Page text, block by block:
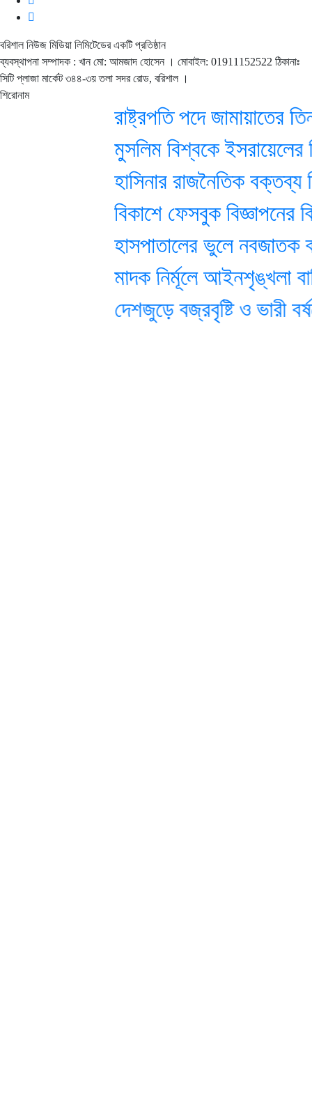
বরিশাল নিউজ মিডিয়া লিমিটেডের একটি প্রতিষ্ঠান
ব্যবস্থাপনা সম্পাদক : খান মো: আমজাদ হোসেন । মোবাইল: 01911152522 ঠিকানাঃ
সিটি প্লাজা মার্কেট ৩৪৪-৩য় তলা সদর রোড, বরিশাল ।
শিরোনাম
রাষ্ট্রপতি পদে জামায়াতের
মুসলিম বিশ্বকে ইসরায়েলের
হাসিনার রাজনৈতিক বক্তব্য
বিকাশে ফেসবুক বিজ্ঞাপনের
হাসপাতালের ভুলে নবজাতক
মাদক নির্মূলে আইনশৃঙ্খলা
দেশজুড়ে বজ্রবৃষ্টি ও ভারী